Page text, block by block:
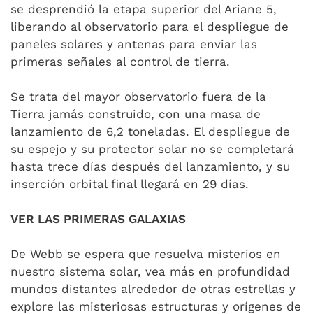
se desprendió la etapa superior del Ariane 5,
liberando al observatorio para el despliegue de
paneles solares y antenas para enviar las
primeras señales al control de tierra.
Se trata del mayor observatorio fuera de la
Tierra jamás construido, con una masa de
lanzamiento de 6,2 toneladas. El despliegue de
su espejo y su protector solar no se completará
hasta trece días después del lanzamiento, y su
inserción orbital final llegará en 29 días.
VER LAS PRIMERAS GALAXIAS
De Webb se espera que resuelva misterios en
nuestro sistema solar, vea más en profundidad
mundos distantes alrededor de otras estrellas y
explore las misteriosas estructuras y orígenes de